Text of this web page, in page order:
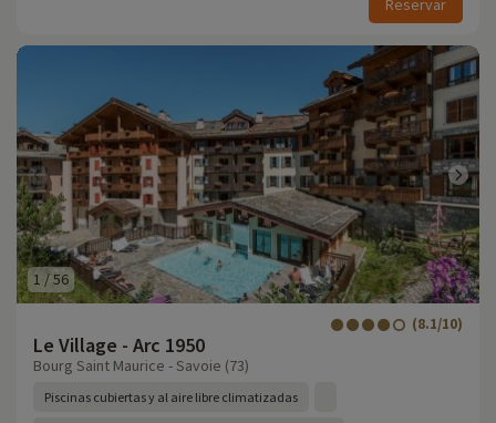
Reservar
1 /56
Le Village - Arc 1950
(8.1/10)
Bourg Saint Maurice - Savoie (73)
Piscinas cubiertas y al aire libre climatizadas